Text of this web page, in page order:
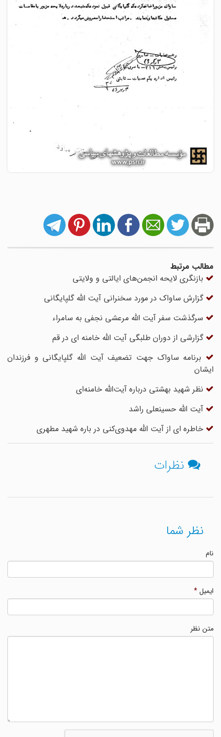
مطالب مرتبط
بازنگری لایحه انجمن‌های ایالتی و ولایتی
گزارش ساواک در مورد سخنرانی آیت الله گلپایگانی
سرگذشت سفر آیت الله مرعشی نجفی به سامراء
گزارشی از دوران طلبگی آیت الله خامنه ای در قم
برنامه ساواک جهت تضعیف آیت الله گلپایگانی و فرزندان
ایشان
نظر شهید بهشتی درباره آیت‌الله خامنه‌ای
آیت الله حسینعلی راشد
خاطره ای از آیت الله مهدوی‌کنی در باره شهید مطهری
نظرات
نظر شما
ایمیل*
متن نظر